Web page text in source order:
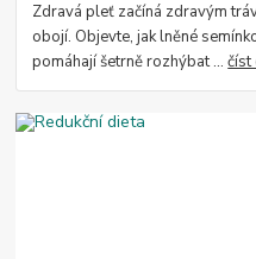
Zdravá pleť začíná zdravým
obojí. Objevte, jak lněné
pomáhají šetrně rozhýbat ...číst